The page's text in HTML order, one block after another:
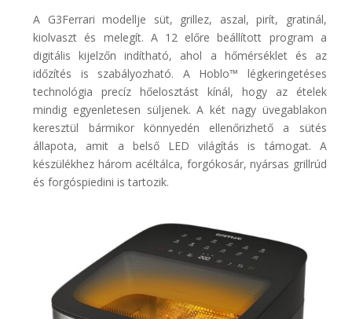
A G3Ferrari modellje süt, grillez, aszal, pirít, gratinál,
kiolvaszt és melegít. A 12 előre beállított program a
digitális kijelzőn indítható, ahol a hőmérséklet és az
időzítés is szabályozható. A Hoblo™ légkeringetéses
technológia precíz hőelosztást kínál, hogy az ételek
mindig egyenletesen süljenek. A két nagy üvegablakon
keresztül bármikor könnyedén ellenőrizhető a sütés
állapota, amit a belső LED világítás is támogat. A
készülékhez három acéltálca, forgókosár, nyársas grillrúd
és forgóspiedini is tartozik.